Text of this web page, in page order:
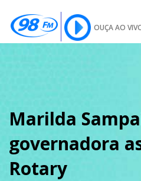
OUÇA AO
SOBRE
NOTÍCIAS
Marilda
governadora
Rotary